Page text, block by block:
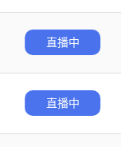
直播中
直播中